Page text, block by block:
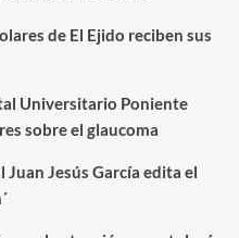
de El Ejido reciben sus
Universitario Poniente
sobre el glaucoma
Juan Jesús García edita el